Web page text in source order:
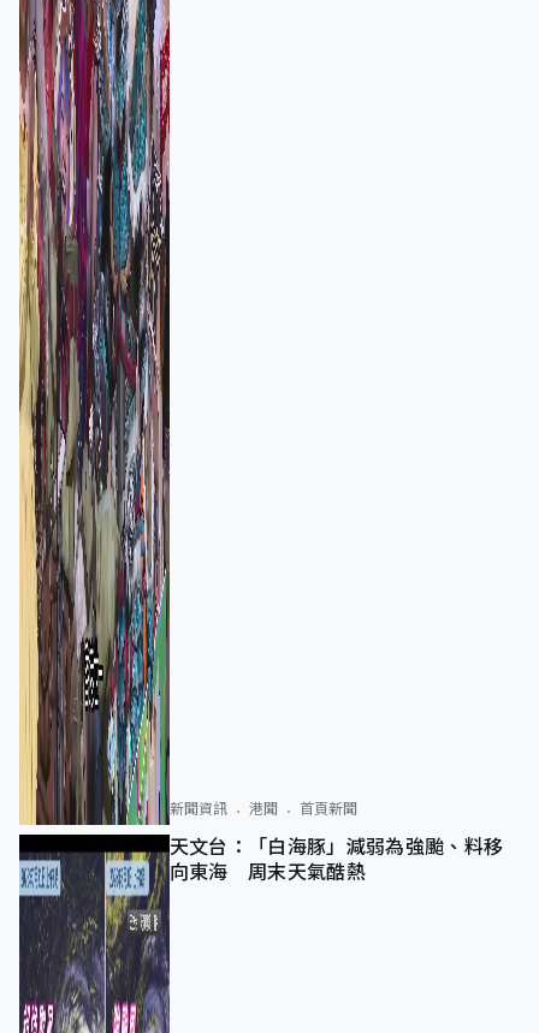
新聞資訊 港聞 首頁新聞
天文台：「白海豚」減弱為強颱、料移
向東海 周末天氣酷熱